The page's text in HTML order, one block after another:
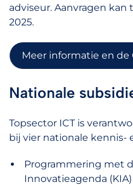
adviseur. Aanvragen
2025.
Meer informatie en de
Nationale
Topsector ICT is
bij vier nationale kennis-
Programmering met
Innovatieagenda